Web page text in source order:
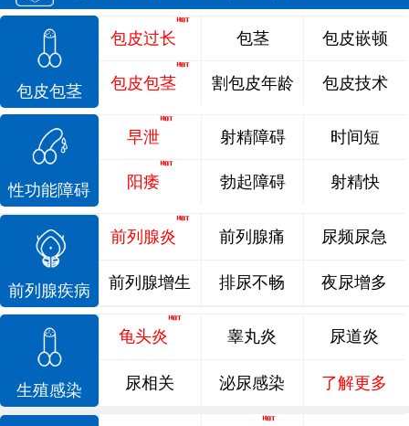
包皮包茎
包皮过长
包皮包茎
包茎
割包皮年龄
包皮嵌顿
包皮技术
性功能障碍
早泄
阳痿
射精障碍
勃起障碍
时间短
射精快
前列腺疾病
前列腺炎 前列腺痛 尿频尿急
前列腺增生 排尿不畅 夜尿增多
生殖感染
龟头炎 睾丸炎 尿道炎
尿相关 泌尿感染 了解更多